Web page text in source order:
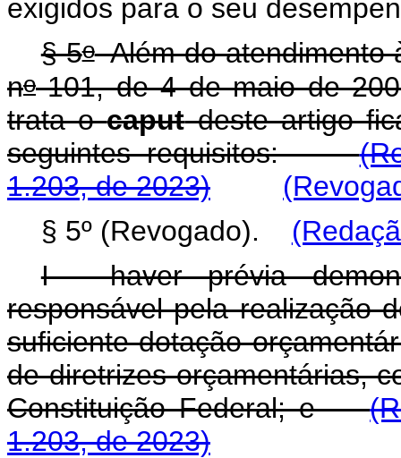
exigidos para o seu
§ 5oAlém do atendimento
no101, de 4 de maio de
trata ocaputdeste artigo
seguintes requisitos:
1.203, de 2023)
§ 5º (Revogado).
I - haver prévia
responsável pela realização
suficiente dotação
de diretrizes orçamentárias,
Constituição Federal; e
1.203, de 2023)